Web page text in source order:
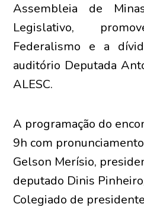
Assembleia de
Legislativo,
Federalismo e a
auditório Deputada
ALESC.
A programação do
9h com
Gelson Merísio,
deputado Dinis
Colegiado de